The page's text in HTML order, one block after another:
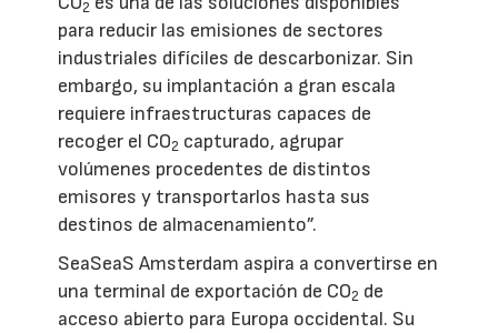
2
para reducir las emisiones de sectores
industriales difíciles de descarbonizar. Sin
embargo, su implantación a gran escala
requiere infraestructuras capaces de
recoger el CO2 capturado, agrupar
volúmenes procedentes de distintos
emisores y transportarlos hasta sus
destinos de almacenamiento”.
SeaSeaS Amsterdam aspira a convertirse en
una terminal de exportación de CO2 de
acceso abierto para Europa occidental. Su